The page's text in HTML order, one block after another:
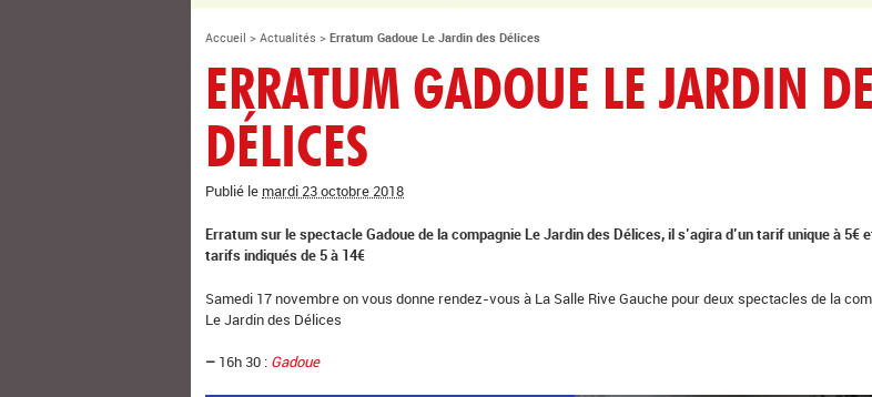
Accueil >Actualités >Erratum Gadoue Le Jardin des Délices
ERRATUM GADOUE LE JARDIN
DÉLICES
Publié le mardi 23 octobre 2018
Erratum sur le spectacle Gadoue de la compagnie Le Jardin des Délices, il s’agira d’un tarif unique à 5€
tarifs indiqués de 5 à 14€
Samedi 17 novembre on vous donne rendez-vous à La Salle Rive Gauche pour deux spectacles de la
Le Jardin des Délices
– 16h 30 : Gadoue